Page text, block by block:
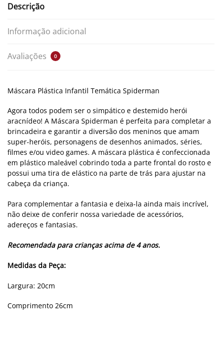
Descrição
Informação adicional
Avaliações 0
Máscara Plástica Infantil Temática Spiderman
Agora todos podem ser o simpático e destemido herói
aracnídeo! A Máscara Spiderman é perfeita para completar a
brincadeira e garantir a diversão dos meninos que amam
super-heróis, personagens de desenhos animados, séries,
filmes e/ou video games. A máscara plástica é confeccionada
em plástico maleável cobrindo toda a parte frontal do rosto e
possui uma tira de elástico na parte de trás para ajustar na
cabeça da criança.
Para complementar a fantasia e deixa-la ainda mais incrível,
não deixe de conferir nossa variedade de acessórios,
adereços e fantasias.
Recomendada para crianças acima de 4 anos.
Medidas da Peça:
Largura: 20cm
Comprimento 26cm